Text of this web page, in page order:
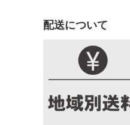
配送について